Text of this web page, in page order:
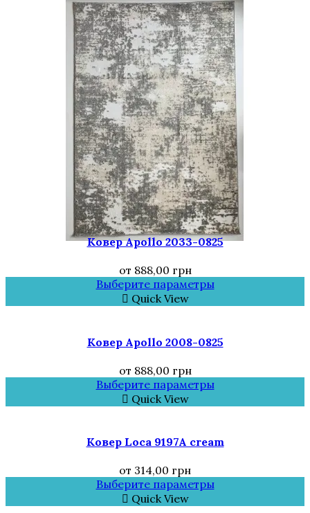
Ковер Apollo 2033-0825
от 888,00 грн
Выберите параметры
Quick View
Ковер Аpollo 2008-0825
от 888,00 грн
Выберите параметры
Quick View
Ковер Loca 9197A cream
от 314,00 грн
Выберите параметры
Quick View